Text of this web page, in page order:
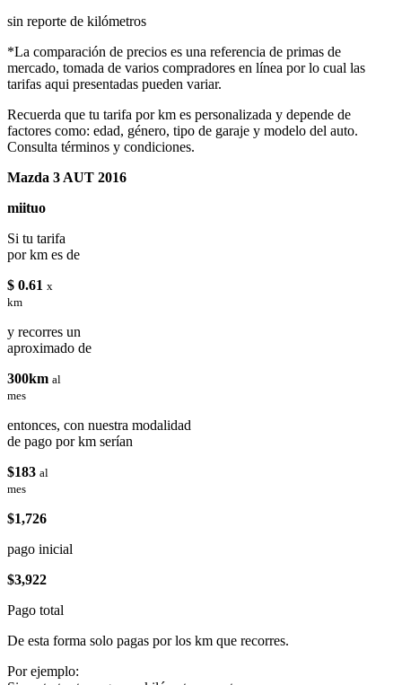
sin reporte de kilómetros
*La comparación de precios es una referencia de primas de
mercado, tomada de varios compradores en línea por lo cual las
tarifas aqui presentadas pueden variar.
Recuerda que tu tarifa por km es personalizada y depende de
factores como: edad, género, tipo de garaje y modelo del auto.
Consulta términos y condiciones.
Mazda 3 AUT 2016
miituo
Si tu tarifa
por km es de
$ 0.61 x
km
y recorres un
aproximado de
300km al
mes
entonces, con nuestra modalidad
de pago por km serían
$183 al
mes
$1,726
pago inicial
$3,922
Pago total
De esta forma solo pagas por los km que recorres.
Por ejemplo: